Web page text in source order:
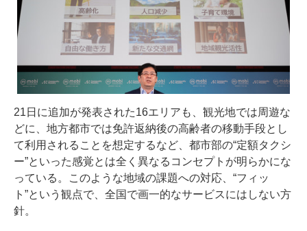
21日に追加が発表された16エリアも、観光地では周遊な
どに、地方都市では免許返納後の高齢者の移動手段とし
て利用されることを想定するなど、都市部の“定額タクシ
ー”といった感覚とは全く異なるコンセプトが明らかにな
っている。このような地域の課題への対応、“フィッ
ト”という観点で、全国で画一的なサービスにはしない方
針。